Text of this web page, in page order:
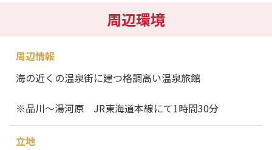
周辺環境
周辺情報
海の近くの温泉街に建つ格調高い温泉旅館
※品川～湯河原 JR東海道本線にて1時間30分
立地